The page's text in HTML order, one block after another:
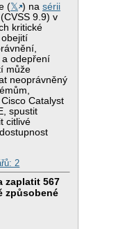
(𝕏 ) nasérii
(CVSS 9.9) v
kritické
a odepření
může
neoprávněný
Catalyst
spustit
citlivé
2
zaplatit 567
způsobené